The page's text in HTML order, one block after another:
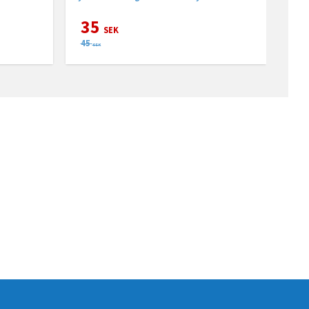
35 SEK
45 SEK